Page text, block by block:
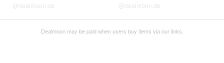
@dealmoon.de @dealmoon.de
Dealmoon may be paid when users buy items via our links.